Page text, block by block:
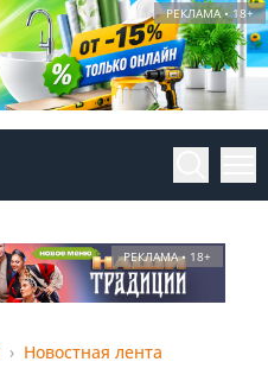
РЕКЛАМА • 18+
РЕКЛАМА • 18+
Новостная лента